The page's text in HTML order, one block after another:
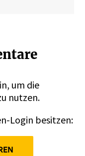
um die
nutzen.
Login besitzen: